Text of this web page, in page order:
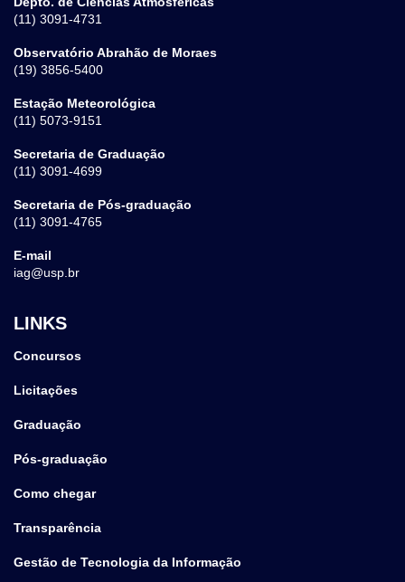
(11) 3091-4731
Observatório Abrahão de Moraes
(19) 3856-5400
Estação Meteorológica
(11) 5073-9151
Secretaria de Graduação
(11) 3091-4699
Secretaria de Pós-graduação
(11) 3091-4765
E-mail
iag@usp.br
LINKS
Concursos
Licitações
Graduação
Pós-graduação
Como chegar
Transparência
Gestão de Tecnologia da Informação